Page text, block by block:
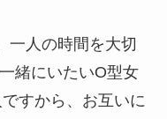
一人の時間を大切
緒にいたいO型女
すから、お互いに